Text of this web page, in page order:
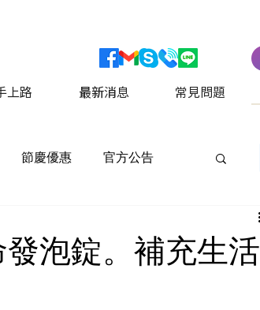
上路 最新消息 常見問題
節慶優惠 官方公告
泡錠。補充生活